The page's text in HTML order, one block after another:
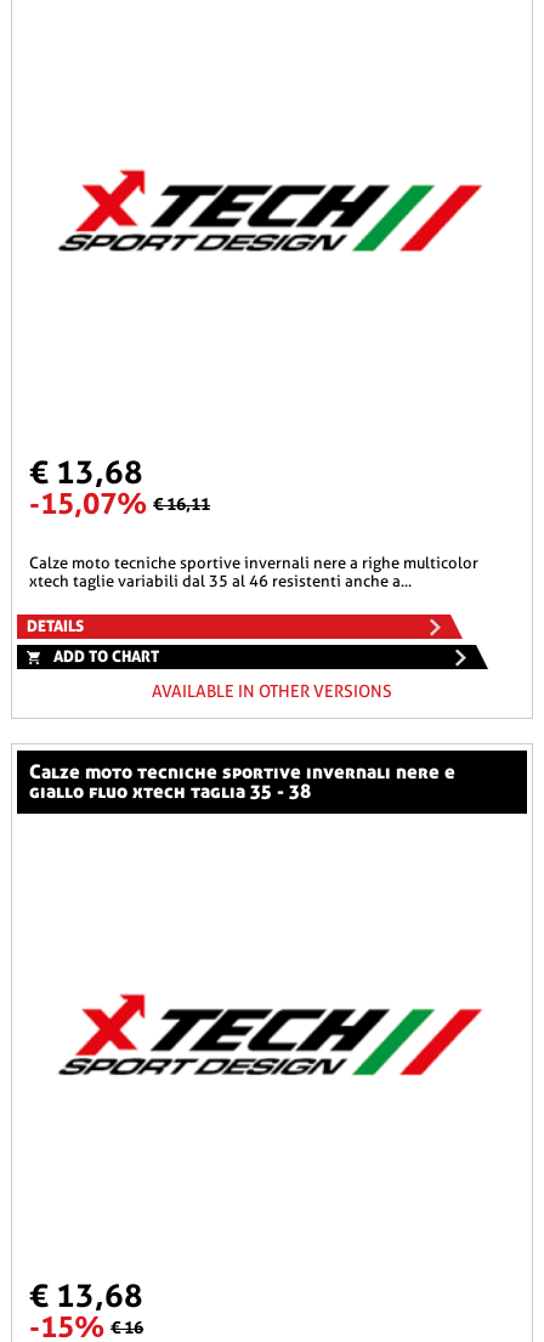
€ 13,68
-15,07% € 16,11
calze moto tecniche sportive invernali nere a righe multicolor
xtech taglie variabili dal 35 al 46 resistenti anche a...
DETAILS
ADD TO CHART
AVAILABLE IN OTHER VERSIONS
calze moto tecniche sportive invernali nere e
giallo fluo xtech taglia 35 - 38
€ 13,68
-15% € 16